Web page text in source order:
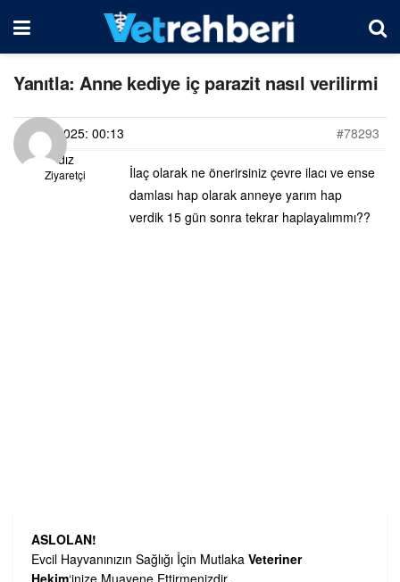
Yanıtla: Anne kediye iç parazit nasıl verilirmi
14/03/2025: 00:13
#78293
Yıldız
Ziyaretçi
İlaç olarak ne önerirsiniz çevre ilacı ve ense
damlası hap olarak anneye yarım hap
verdik 15 gün sonra tekrar haplayalımmı??
ASLOLAN!
Evcil Hayvanınızın Sağlığı İçin Mutlaka Veteriner
Hekim‘inize Muayene Ettirmenizdir.